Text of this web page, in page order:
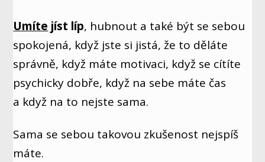
Umíte jíst líp, hubnout a také být se sebou
spokojená, když jste si jistá, že to děláte
správně, když máte motivaci, když se cítíte
psychicky dobře, když na sebe máte čas
a když na to nejste sama.
Sama se sebou takovou zkušenost nejspíš
máte.